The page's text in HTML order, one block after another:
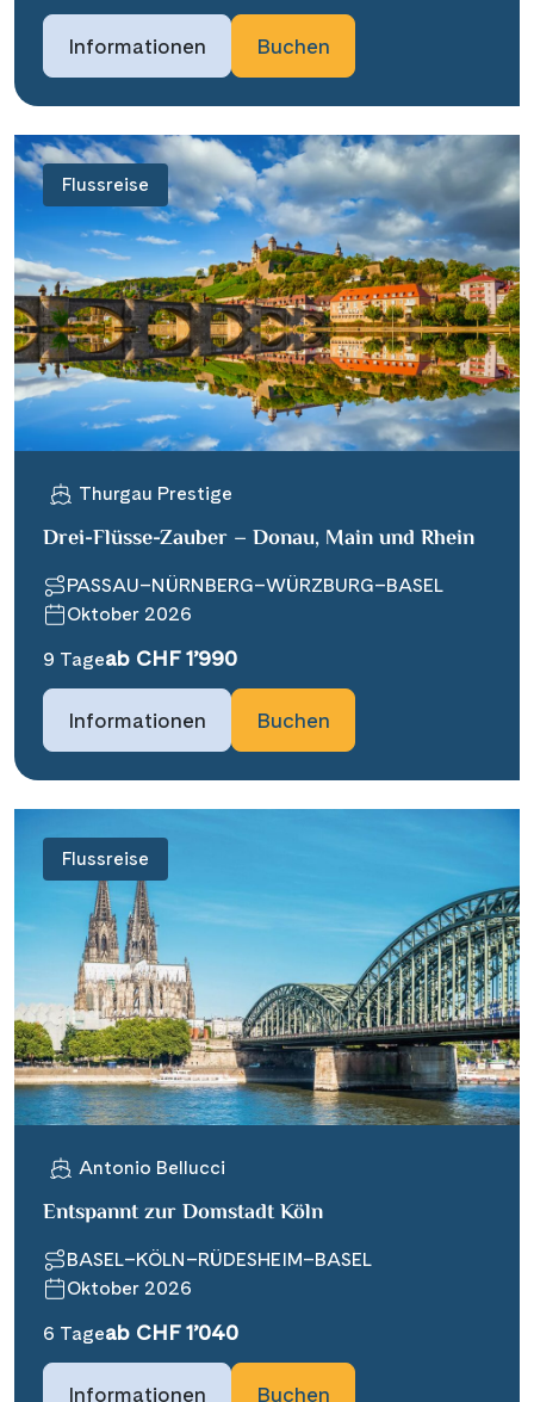
Informationen Buchen
Flussreise
Thurgau Prestige
Drei-Flüsse-Zauber – Donau, Main und Rhein
PASSAU–NÜRNBERG–WÜRZBURG–BASEL
Oktober 2026
9 Tageab CHF 1’990
Informationen Buchen
Flussreise
Antonio Bellucci
Entspannt zur Domstadt Köln
BASEL–KÖLN–RÜDESHEIM–BASEL
Oktober 2026
6 Tageab CHF 1’040
Informationen Buchen